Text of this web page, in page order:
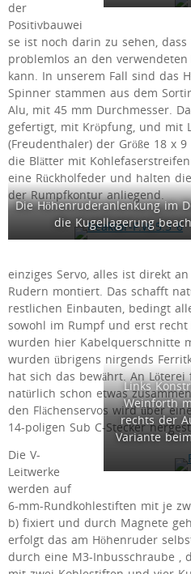
der
Positivbauwei
se ist noch darin zu sehen,
problemlos an den
kann. In unserem Fall sind das
Spinner stammen aus dem
Alu, mit 45 mm Durchmesser.
gefertigt, mit Kröpfung, und mit
(Freudenthaler) der Größe 18 x
die Blätter mit
eine Rückholfeder und halten
der Rumpfkontur anliegend.
Die Höhenruderanlenkung im
die Kugellagerung
einziges Servo, alles ist direkt
Rudern montiert. Das schafft
restlichen Einbauten, bedingt
sowohl im Rumpf und erst
wurden hier Kabelquerschnitte
wurden übrigens nirgends
hat sich das bewährt. An
natürlich schon etwas
den Flächenservos wird über
14-poligen Sub C-Stecker
Links
Weinforth
rechts der
Variante
Die V-
Leitwerke
werden auf
6-mm-Rundkohlestiften mit je
b) fixiert und durch Magnete
erfolgt das am Höhenruder
durch eine M3-Inbusschraube ,